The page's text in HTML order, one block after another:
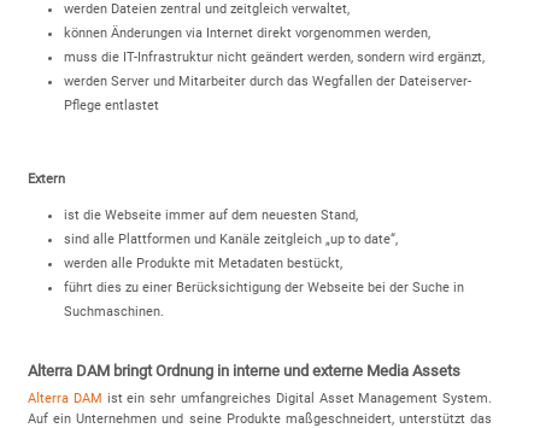
werden Dateien zentral und zeitgleich verwaltet,
können Änderungen via Internet direkt vorgenommen werden,
muss die IT-Infrastruktur nicht geändert werden, sondern wird ergänzt,
werden Server und Mitarbeiter durch das Wegfallen der Dateiserver-
Pflege entlastet
Extern
ist die Webseite immer auf dem neuesten Stand,
sind alle Plattformen und Kanäle zeitgleich „up to date“,
werden alle Produkte mit Metadaten bestückt,
führt dies zu einer Berücksichtigung der Webseite bei der Suche in
Suchmaschinen.
Alterra DAM bringt Ordnung in interne und externe Media Assets
Alterra DAM ist ein sehr umfangreiches Digital Asset Management System.
Auf ein Unternehmen und seine Produkte maßgeschneidert, unterstützt das